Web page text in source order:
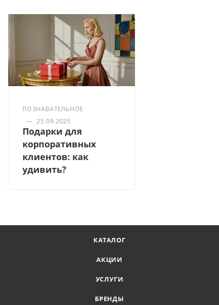
ПОЗНАВАТЕЛЬНОЕ
— 25.09.2025
Подарки для
корпоративных
клиентов: как
удивить?
КАТАЛОГ
АКЦИИ
УСЛУГИ
БРЕНДЫ